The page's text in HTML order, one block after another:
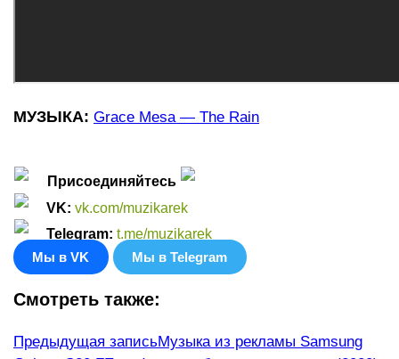
МУЗЫКА: Grace Mesa — The Rain
Присоединяйтесь
VK:vk.com/muzikarek
Telegram:t.me/muzikarek
Мы в VK Мы в Telegram
Смотреть также:
Еще
Предыдущая записьМузыка из рекламы Samsung